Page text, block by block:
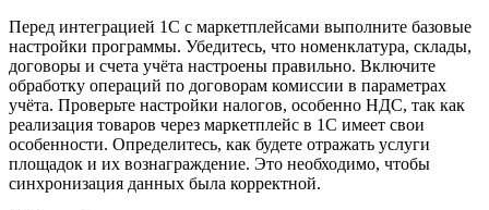
Перед интеграцией 1С с маркетплейсами выполните базовые
настройки программы. Убедитесь, что номенклатура, склады,
договоры и счета учёта настроены правильно. Включите
обработку операций по договорам комиссии в параметрах
учёта. Проверьте настройки налогов, особенно НДС, так как
реализация товаров через маркетплейс в 1С имеет свои
особенности. Определитесь, как будете отражать услуги
площадок и их вознаграждение. Это необходимо, чтобы
синхронизация данных была корректной.